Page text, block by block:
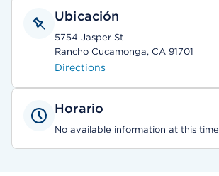
Ubicación
5754 Jasper St
Rancho Cucamonga, CA 91701
Directions
Horario
No available information at this time